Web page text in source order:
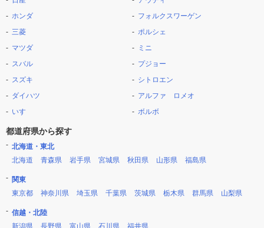
ホンダ
三菱
マツダ
スバル
スズキ
ダイハツ
いすゞ
フォルクスワーゲン
ポルシェ
ミニ
プジョー
シトロエン
アルファ ロメオ
ボルボ
都道府県から探す
北海道・東北
北海道
青森県 岩手県 宮城県 秋田県 山形県 福島県
関東
東京都
神奈川県 埼玉県 千葉県 茨城県 栃木県 群馬県 山梨県
信越・北陸